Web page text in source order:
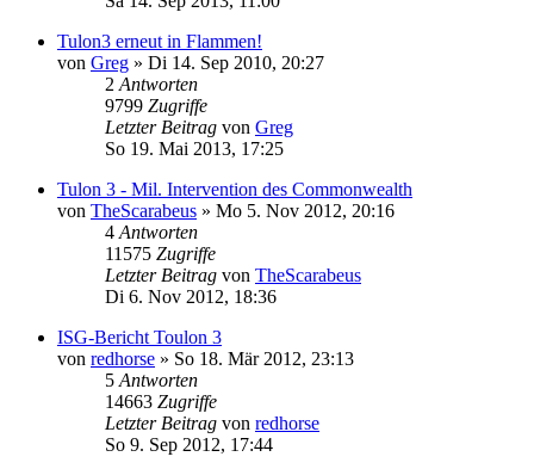
Tulon3 erneut in Flammen!
von Greg » Di 14. Sep 2010, 20:27
2 Antworten
9799 Zugriffe
Letzter Beitrag von Greg
So 19. Mai 2013, 17:25
Tulon 3 - Mil. Intervention des Commonwealth
von TheScarabeus » Mo 5. Nov 2012, 20:16
4 Antworten
11575 Zugriffe
Letzter Beitrag von TheScarabeus
Di 6. Nov 2012, 18:36
ISG-Bericht Toulon 3
von redhorse » So 18. Mär 2012, 23:13
5 Antworten
14663 Zugriffe
Letzter Beitrag von redhorse
So 9. Sep 2012, 17:44